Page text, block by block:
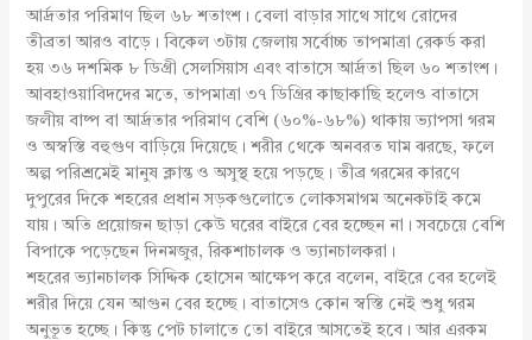
আর্দ্রতার পরিমাণ ছিল ৬৮ শতাংশ। বেলা বাড়ার সাথে সাথে রোদের
তীব্রতা আরও বাড়ে। বিকেল ৩টায় জেলায় সর্বোচ্চ তাপমাত্রা রেকর্ড করা
হয় ৩৬ দশমিক ৮ ডিগ্রী সেলসিয়াস এবং বাতাসে আর্দ্রতা ছিল ৬০ শতাংশ।
আবহাওয়াবিদদের মতে, তাপমাত্রা ৩৭ ডিগ্রির কাছাকাছি হলেও বাতাসে
জলীয় বাষ্প বা আর্দ্রতার পরিমাণ বেশি (৬০%-৬৮%) থাকায় ভ্যাপসা গরম
ও অস্বস্তি বহুগুণ বাড়িয়ে দিয়েছে। শরীর থেকে অনবরত ঘাম ঝরছে, ফলে
অল্প পরিশ্রমেই মানুষ ক্লান্ত ও অসুস্থ হয়ে পড়ছে। তীব্র গরমের কারণে
দুপুরের দিকে শহরের প্রধান সড়কগুলোতে লোকসমাগম অনেকটাই কমে
যায়। অতি প্রয়োজন ছাড়া কেউ ঘরের বাইরে বের হচ্ছেন না। সবচেয়ে বেশি
বিপাকে পড়েছেন দিনমজুর, রিকশাচালক ও ভ্যানচালকরা।
শহরের ভ্যানচালক সিদ্দিক হোসেন আক্ষেপ করে বলেন, বাইরে বের হলেই
শরীর দিয়ে যেন আগুন বের হচ্ছে। বাতাসেও কোন স্বস্তি নেই শুধু গরম
অনুভূত হচ্ছে। কিন্তু পেট চালাতে তো বাইরে আসতেই হবে। আর এরকম